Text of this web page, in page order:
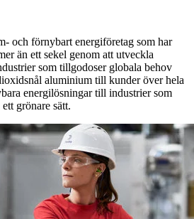
och förnybart energiföretag som har
än ett sekel genom att utveckla
som tillgodoser globala behov
aluminium till kunder över hela
energilösningar till industrier som
grönare sätt.